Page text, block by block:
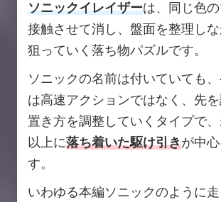
ソニックイレイザーは、同じ色
接触させて消し、盤面を整理し
狙っていく落ち物パズルです。
ソニックの名前は付いていても
は高速アクションではなく、先
置き方を調整していくタイプで
以上に落ち着いた駆け引きが中
す。
いわゆる本編ソニックのように